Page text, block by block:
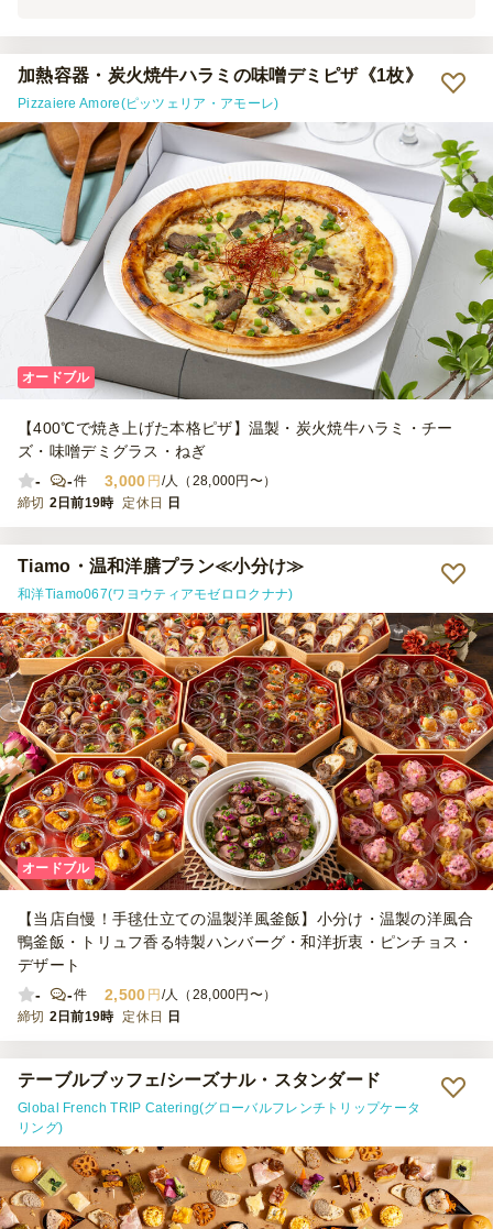
してしまいますが、それは仕方ないですね。どれも美味しかったで
す。
加熱容器・炭火焼牛ハラミの味噌デミピザ《1枚》
Pizzaiere Amore(ピッツェリア・アモーレ)
オードブル
【400℃で焼き上げた本格ピザ】温製・炭火焼牛ハラミ・チー
ズ・味噌デミグラス・ねぎ
-
-件 3,000 円 /人（28,000円〜）
締切 2日前19時 定休日 日
Tiamo・温和洋膳プラン≪小分け≫
和洋Tiamo067(ワヨウティアモゼロロクナナ)
オードブル
【当店自慢！手毬仕立ての温製洋風釜飯】小分け・温製の洋風合
鴨釜飯・トリュフ香る特製ハンバーグ・和洋折衷・ピンチョス・
デザート
-
-件 2,500 円 /人（28,000円〜）
締切 2日前19時 定休日 日
テーブルブッフェ/シーズナル・スタンダード
Global French TRIP Catering(グローバルフレンチトリップケータ
リング)